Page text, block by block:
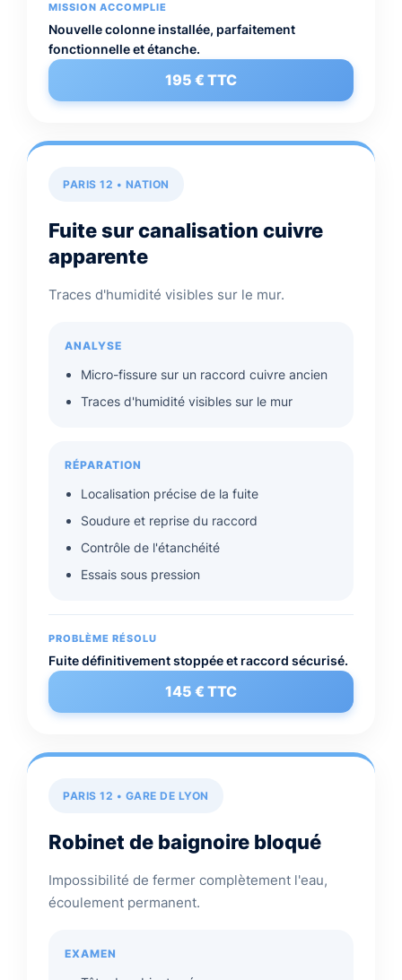
MISSION ACCOMPLIE
Nouvelle colonne installée, parfaitement
fonctionnelle et étanche.
195 € TTC
PARIS 12 • NATION
Fuite sur canalisation cuivre
apparente
Traces d'humidité visibles sur le mur.
ANALYSE
Micro-fissure sur un raccord cuivre ancien
Traces d'humidité visibles sur le mur
RÉPARATION
Localisation précise de la fuite
Soudure et reprise du raccord
Contrôle de l'étanchéité
Essais sous pression
PROBLÈME RÉSOLU
Fuite définitivement stoppée et raccord sécurisé.
145 € TTC
PARIS 12 • GARE DE LYON
Robinet de baignoire bloqué
Impossibilité de fermer complètement l'eau,
écoulement permanent.
EXAMEN